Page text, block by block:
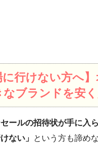
に行けない方へ
なブランドを安
セールの招待状が手に入
ない」 という方も諦め